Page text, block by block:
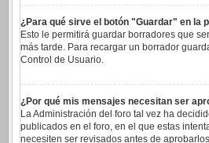
¿Para qué sirve el botón "Guardar" en la
Esto le permitirá guardar borradores que
más tarde. Para recargar un borrador
Control de Usuario.
¿Por qué mis mensajes necesitan ser
La Administración del foro tal vez ha
publicados en el foro, en el que estas
necesiten ser revisados antes de